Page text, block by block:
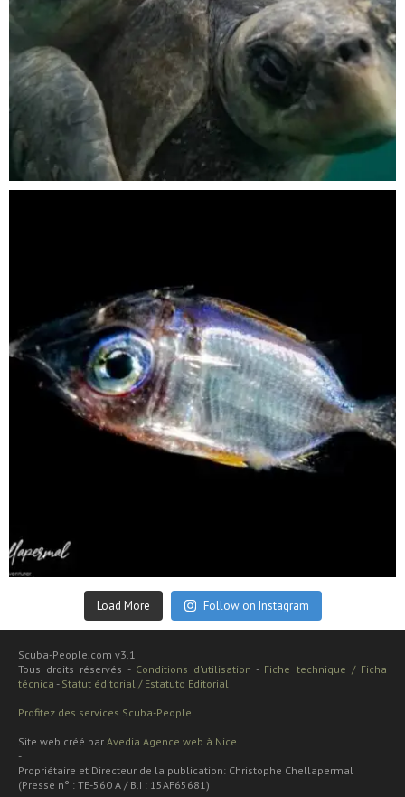
Sep 24
Load More Follow on Instagram
Scuba-People.com v3.1
Tous droits réservés - Conditions d'utilisation - Fiche technique / Ficha
técnica - Statut éditorial / Estatuto Editorial
Profitez des services Scuba-People
Site web créé par Avedia Agence web à Nice
-
Propriétaire et Directeur de la publication: Christophe Chellapermal
(Presse n° : TE-560 A / B.I : 15AF65681)